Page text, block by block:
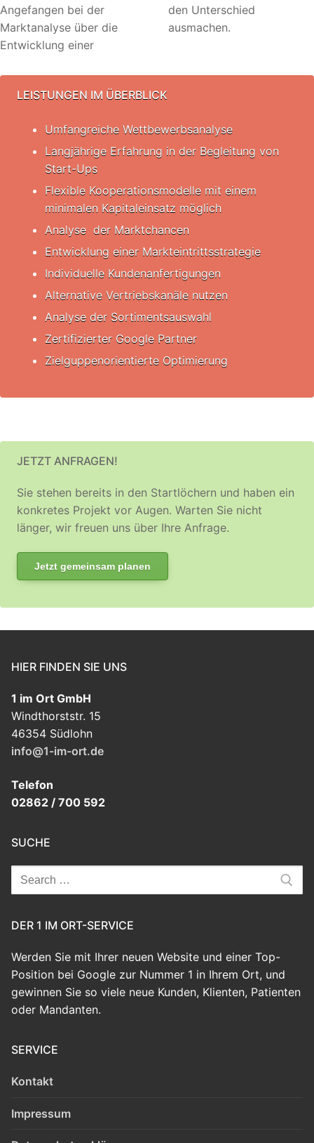
Angefangen bei der
Marktanalyse über die
Entwicklung einer
den Unterschied
ausmachen.
LEISTUNGEN IM ÜBERBLICK
Umfangreiche Wettbewerbsanalyse
Langjährige Erfahrung in der Begleitung von
Start-Ups
Flexible Kooperationsmodelle mit einem
minimalen Kapitaleinsatz möglich
Analyse der Marktchancen
Entwicklung einer Markteintrittsstrategie
Individuelle Kundenanfertigungen
Alternative Vertriebskanäle nutzen
Analyse der Sortimentsauswahl
Zertifizierter Google Partner
Zielguppenorientierte Optimierung
JETZT ANFRAGEN!
Sie stehen bereits in den Startlöchern und haben ein
konkretes Projekt vor Augen. Warten Sie nicht
länger, wir freuen uns über Ihre Anfrage.
Jetzt gemeinsam planen
HIER FINDEN SIE UNS
1 im Ort GmbH
Windthorststr. 15
46354 Südlohn
info@1-im-ort.de
Telefon
02862 / 700 592
SUCHE
Search
for:
DER 1 IM ORT-SERVICE
Werden Sie mit Ihrer neuen Website und einer Top-
Position bei Google zur Nummer 1 in Ihrem Ort, und
gewinnen Sie so viele neue Kunden, Klienten, Patienten
oder Mandanten.
SERVICE
Kontakt
Impressum